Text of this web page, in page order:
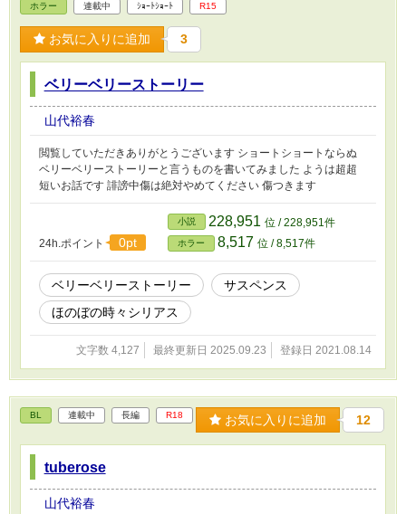
ホラー 連載中 ｼｮｰﾄｼｮｰﾄ R15
お気に入りに追加 3
ベリーベリーストーリー
山代裕春
閲覧していただきありがとうございます ショートショートならぬ
ベリーベリーストーリーと言うものを書いてみました ようは超超
短いお話です 誹謗中傷は絶対やめてください 傷つきます
24h.ポイント 0pt
小説 228,951 位 / 228,951件
ホラー 8,517 位 / 8,517件
ベリーベリーストーリー
サスペンス
ほのぼの時々シリアス
文字数 4,127 最終更新日 2025.09.23 登録日 2021.08.14
BL 連載中 長編 R18 お気に入りに追加 12
tuberose
山代裕春